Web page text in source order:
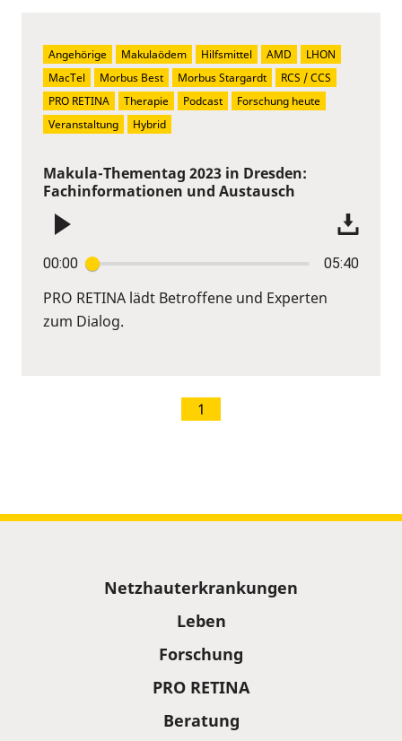
Makula-Thementag 2023 in Dresden:
Fachinformationen und Austausch
00:00 05:40
PRO RETINA lädt Betroffene und Experten
zum Dialog.
Angehörige Makulaödem Hilfsmittel AMD
LHON
MacTel
Morbus Best Morbus Stargardt
RCS / CCS
PRO RETINA
Therapie Podcast
Forschung heute
Veranstaltung
Hybrid
1
Netzhauterkrankungen
Leben
Forschung
PRO RETINA
Beratung